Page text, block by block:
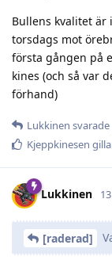
Bullens kvalitet är
torsdags mot
första gången på
kines (och så var
förhand)
Lukkinen
Kjeppkinesen
Lukkinen
[raderad]